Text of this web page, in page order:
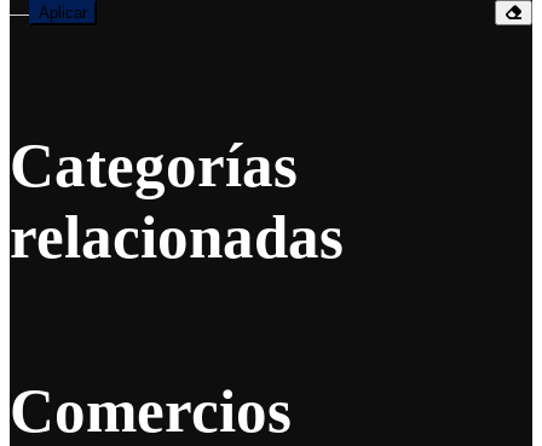
— Aplicar
Categorías
relacionadas
Comercios